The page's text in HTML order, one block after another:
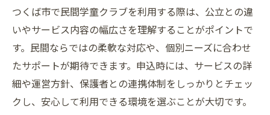
つくば市で民間学童クラブを利用する際は、公立との違
いやサービス内容の幅広さを理解することがポイントで
す。民間ならではの柔軟な対応や、個別ニーズに合わせ
たサポートが期待できます。申込時には、サービスの詳
細や運営方針、保護者との連携体制をしっかりとチェッ
クし、安心して利用できる環境を選ぶことが大切です。